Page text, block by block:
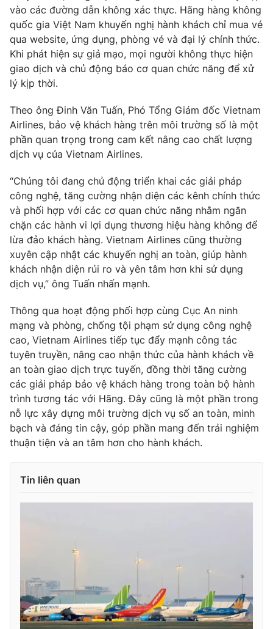
Tư vấn
Chuyên mục khác
Emagazine Podcast
Video Shorts video
VTV Sức khoẻ Bất động sản
Thị trường 24h Tấm lòng Việt
VTV4 Vươn mình bằng AI
VTV9 VTV8
Liên hệ tòa soạn English
THỜI BÁO VTV
cấp ngày 29/12/2023
Phó Tổng Biên tập:Nguyễn Thị Mỹ Hạnh, Phạm Quốc Thắng,
Nguyễn Trọng Ninh
Tổng đài VTV:024.38 355 931 - 024.38 355 932
vào các đường dẫn không xác thực. Hãng hàng không
quốc gia Việt Nam khuyến nghị hành khách chỉ mua vé
qua website, ứng dụng, phòng vé và đại lý chính thức.
Khi phát hiện sự giả mạo, mọi người không thực hiện
giao dịch và chủ động báo cơ quan chức năng để xử
lý kịp thời.
Theo ông Đinh Văn Tuấn, Phó Tổng Giám đốc Vietnam
Airlines, bảo vệ khách hàng trên môi trường số là một
phần quan trọng trong cam kết nâng cao chất lượng
dịch vụ của Vietnam Airlines.
“Chúng tôi đang chủ động triển khai các giải pháp
công nghệ, tăng cường nhận diện các kênh chính thức
và phối hợp với các cơ quan chức năng nhằm ngăn
chặn các hành vi lợi dụng thương hiệu hàng không để
lừa đảo khách hàng. Vietnam Airlines cũng thường
xuyên cập nhật các khuyến nghị an toàn, giúp hành
khách nhận diện rủi ro và yên tâm hơn khi sử dụng
dịch vụ,” ông Tuấn nhấn mạnh.
Thông qua hoạt động phối hợp cùng Cục An ninh
mạng và phòng, chống tội phạm sử dụng công nghệ
cao, Vietnam Airlines tiếp tục đẩy mạnh công tác
tuyên truyền, nâng cao nhận thức của hành khách về
an toàn giao dịch trực tuyến, đồng thời tăng cường
các giải pháp bảo vệ khách hàng trong toàn bộ hành
trình tương tác với Hãng. Đây cũng là một phần trong
nỗ lực xây dựng môi trường dịch vụ số an toàn, minh
bạch và đáng tin cậy, góp phần mang đến trải nghiệm
thuận tiện và an tâm hơn cho hành khách.
Tin liên quan